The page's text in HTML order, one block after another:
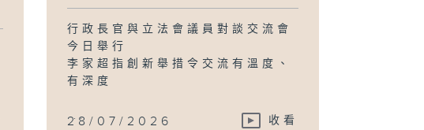
行政長官與立法會議員對談交流會
今日舉行
李家超指創新舉措令交流有溫度、
有深度
...
28/07/2026 收看